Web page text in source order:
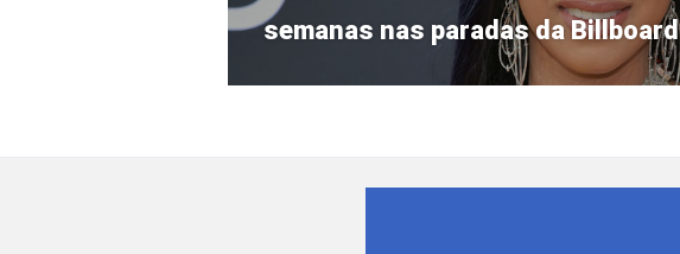
post:
semanas nas paradas da Billboard